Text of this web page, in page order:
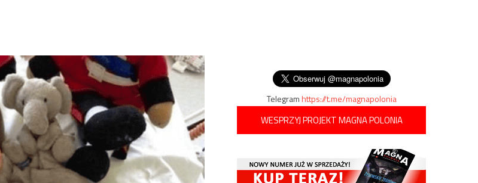
Telegramhttps://t.me/magnapolonia
WESPRZYJ PROJEKT MAGNA POLONIA